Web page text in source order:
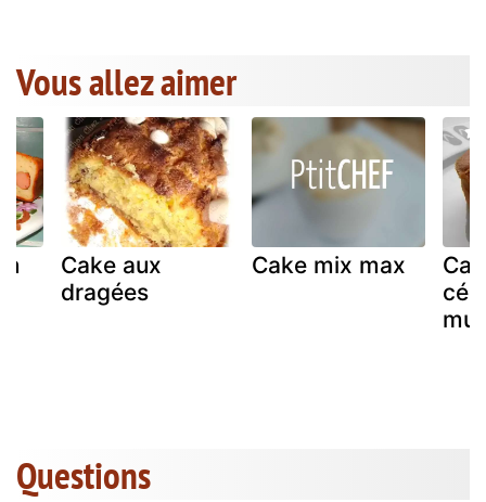
Vous allez aimer
Cake aux
dragées
Cake mix max
Questions